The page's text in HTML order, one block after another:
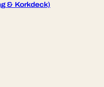
& Korkdeck)